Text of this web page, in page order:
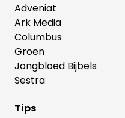
Adveniat
Ark Media
Columbus
Groen
Jongbloed Bijbels
Sestra
Tips